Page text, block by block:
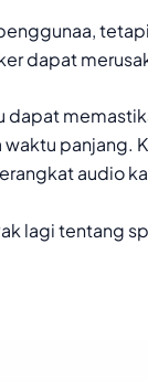
dapat
dapat
panjang.
audio
lagi tentang